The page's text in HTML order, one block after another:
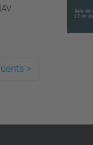
>